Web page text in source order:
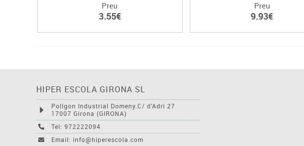
Preu
3.55€
Preu
9.93€
HIPER ESCOLA GIRONA SL
Polígon Industrial Domeny.C/ d'Adri 27
17007 Girona (GIRONA)
Tel: 972222094
Email: info@hiperescola.com